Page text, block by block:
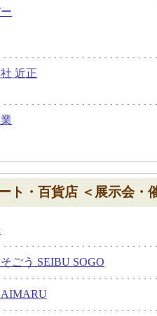
近正
ト・百貨店 ＜展示会・
ごう SEIBU SOGO